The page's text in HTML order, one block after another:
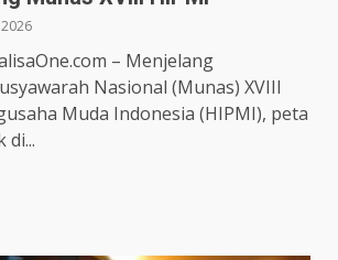
– Menjelang
Nasional (Munas) XVIII
Muda Indonesia (HIPMI), peta
di...